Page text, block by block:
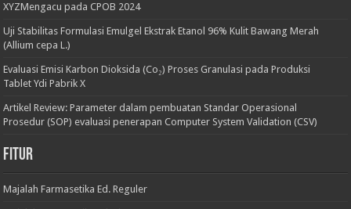
XYZMengacu pada CPOB 2024
Uji Stabilitas Formulasi Emulgel Ekstrak Etanol 96% Kulit Bawang Merah
(Allium cepa L.)
Evaluasi Emisi Karbon Dioksida (Co₂) Proses Granulasi pada Produksi
Tablet Ydi Pabrik X
Artikel Review: Parameter dalam pembuatan Standar Operasional
Prosedur (SOP) evaluasi penerapan Computer System Validation (CSV)
Fitur
Majalah Farmasetika Ed. Reguler